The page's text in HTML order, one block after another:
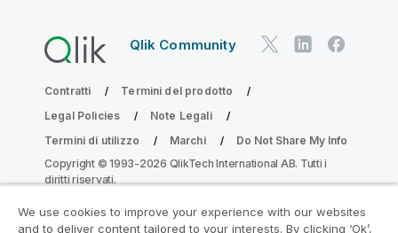
Qlik Community
Contratti
Termini del prodotto
Legal Policies
Note Legali
Termini di utilizzo
Marchi
Do Not Share My Info
Copyright © 1993-2026 QlikTech International AB. Tutti i
diritti riservati.
We use cookies to improve your experience with our websites
and to deliver content tailored to your interests. By clicking ‘Ok’,